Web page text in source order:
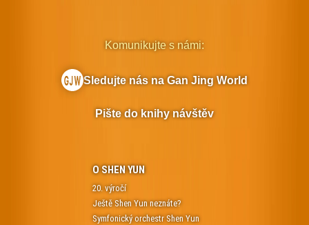
O SHEN YUN
20. výročí
Ještě Shen Yun neznáte?
Symfonický orchestr Shen Yun
Komunikujte s námi:
Sledujte nás na Gan Jing World
Pište do knihy návštěv